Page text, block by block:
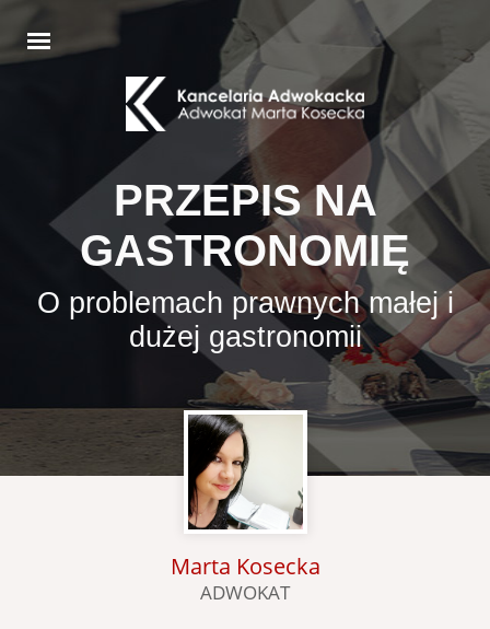
PRZEPIS NA
GASTRONOMIĘ
O problemach prawnych małej i
dużej gastronomii
Marta Kosecka
ADWOKAT